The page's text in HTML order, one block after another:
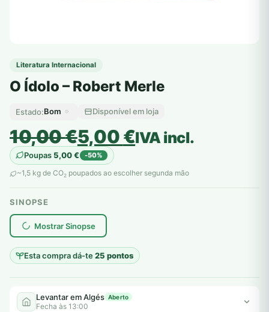
Literatura Internacional
O Ídolo – Robert Merle
Estado:Bom Disponível em loja
10,00€
O
preço
original
era:
10,00 €.
5,00€
O
preço
atual
é:
5,00 €.
IVA incl.
Poupas5,00€ -50%
~1,5 kg de CO2 poupados ao escolher segunda mão
SINOPSE
Mostrar Sinopse
Esta compra dá-te25 pontos
plantar árvores reais
Levantar em Algés Aberto
Fecha às 13:00